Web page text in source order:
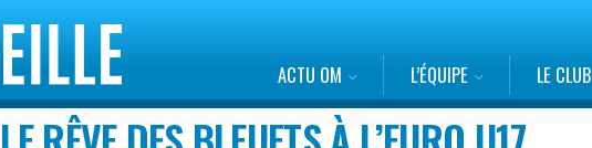
ACTU OM L’ÉQUIPE LE CLUB